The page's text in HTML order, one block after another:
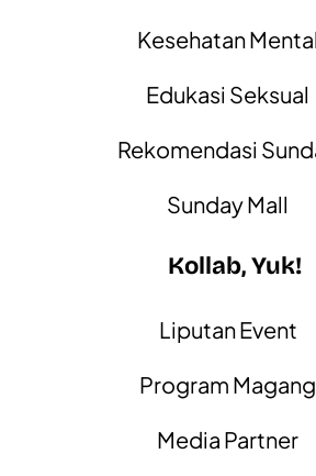
Kesehatan Mental
Edukasi Seksual
Rekomendasi
Sunday Mall
Kollab, Yuk!
Liputan Event
Program Magang
Media Partner